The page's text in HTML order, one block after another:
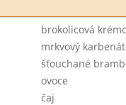
brokolicová
mrkvový
šťouchané
ovoce
čaj